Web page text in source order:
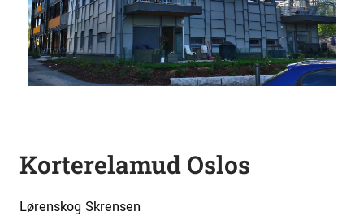
Korterelamud Oslos
Lørenskog Skrensen